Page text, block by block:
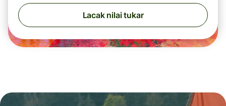
Lacak nilai tukar